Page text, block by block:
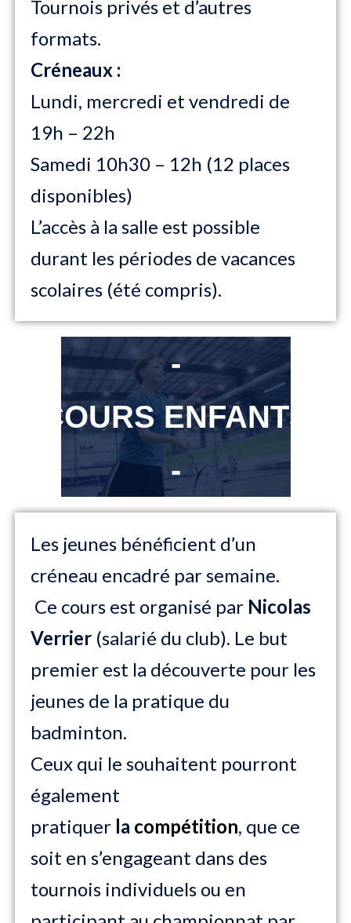
Tournois privés et d’autres
formats.
Créneaux :
Lundi, mercredi et vendredi de
19h – 22h
Samedi 10h30 – 12h (12 places
disponibles)
L’accès à la salle est possible
durant les périodes de vacances
scolaires (été compris).
-
COURS ENFANTS
-
Les jeunes bénéficient d’un
créneau encadré par semaine.
Ce cours est organisé par Nicolas
Verrier(salarié du club). Le but
premier est la découverte pour les
jeunes de la pratique du
badminton.
Ceux qui le souhaitent pourront
également
pratiquer la compétition, que ce
soit en s’engageant dans des
tournois individuels ou en